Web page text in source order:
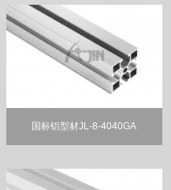
国标铝型材JL-8-4040GA